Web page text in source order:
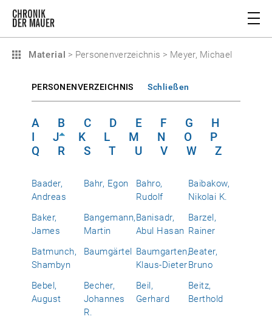
Material > Personenverzeichnis > Meyer, Michael
PERSONENVERZEICHNIS Schließen
A B C D E F G
H
I
J K L M N O
P
Q
R S T U V W Z
Baader,
Andreas
Bahr, Egon
Bahro,
Rudolf
Baibakow,
Nikolai K.
Baker,
James
Bangemann,
Martin
Banisadr,
Abul Hasan
Barzel,
Rainer
Batmunch,
Shambyn
Baumgärtel Baumgarten,
Klaus-Dieter
Beater,
Bruno
Bebel,
August
Becher,
Johannes
R.
Beil,
Gerhard
Beitz,
Berthold